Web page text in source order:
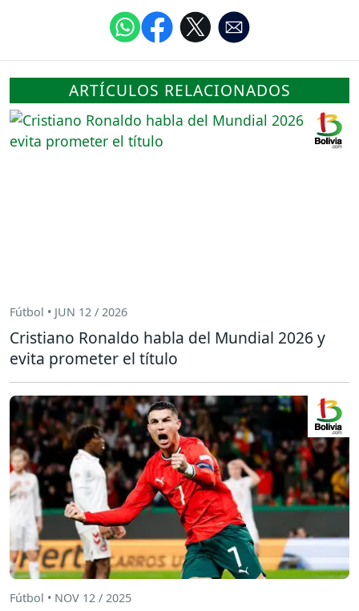
ARTÍCULOS RELACIONADOS
Fútbol • JUN 12 / 2026
Cristiano Ronaldo habla del Mundial 2026 y
evita prometer el título
Fútbol • NOV 12 / 2025